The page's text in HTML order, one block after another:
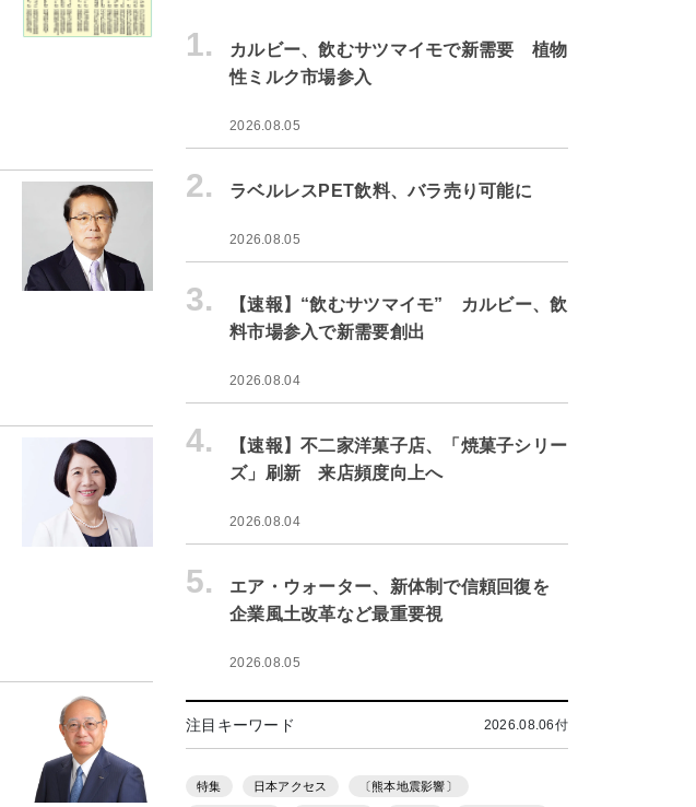
1.
カルビー、飲むサツマイモで新需要 植物
性ミルク市場参入
2026.08.05
2. ラベルレスPET飲料、バラ売り可能に
2026.08.05
3.
【速報】“飲むサツマイモ” カルビー、飲
料市場参入で新需要創出
2026.08.04
4.
【速報】不二家洋菓子店、「焼菓子シリー
ズ」刷新 来店頻度向上へ
2026.08.04
5.
エア・ウォーター、新体制で信頼回復を
企業風土改革など最重要視
2026.08.05
注目キーワード 2026.08.06付
特集 日本アクセス 〔熊本地震影響〕